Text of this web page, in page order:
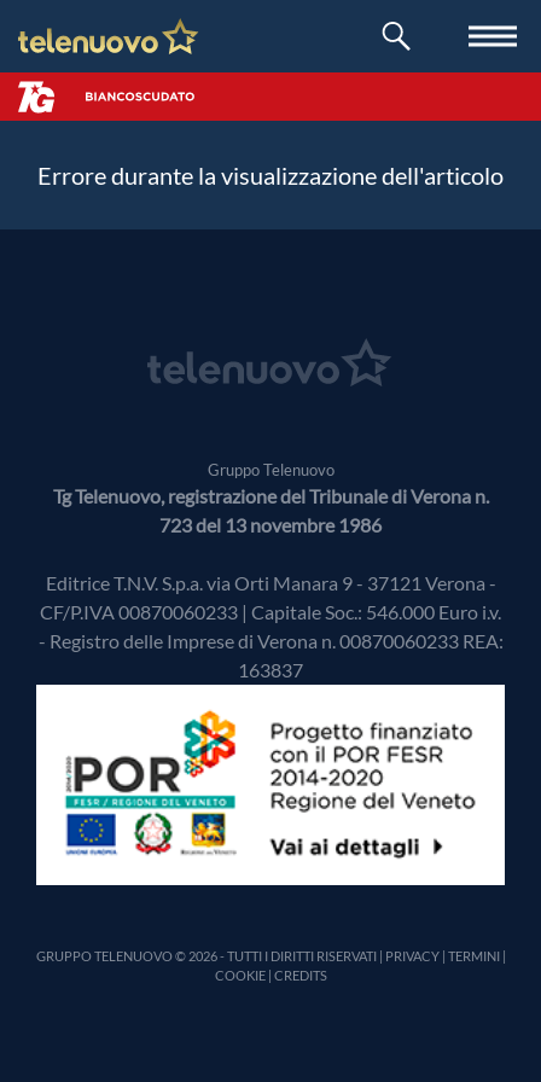
Errore durante la visualizzazione dell'articolo
Gruppo Telenuovo
Tg Telenuovo, registrazione del Tribunale di Verona n.
723 del 13 novembre 1986
Editrice T.N.V. S.p.a. via Orti Manara 9 - 37121 Verona -
CF/P.IVA 00870060233 | Capitale Soc.: 546.000 Euro i.v.
- Registro delle Imprese di Verona n. 00870060233 REA:
163837
GRUPPO TELENUOVO © 2026 - TUTTI I DIRITTI RISERVATI | PRIVACY| TERMINI|
COOKIE| CREDITS